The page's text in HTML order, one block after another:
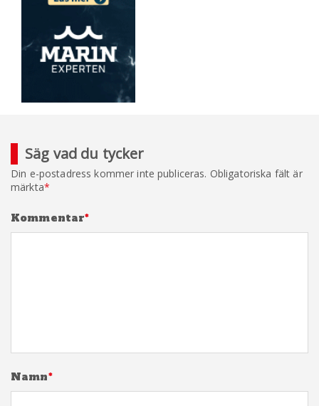
Säg vad du tycker
Din e-postadress kommer inte publiceras. Obligatoriska fält är
märkta*
Kommentar*
Namn*